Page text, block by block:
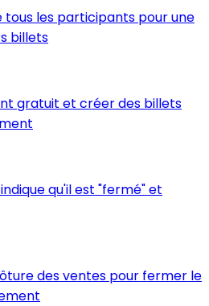
tous les participants pour une
billets
gratuit et créer des billets
qu'il est "fermé" et
des ventes pour fermer le